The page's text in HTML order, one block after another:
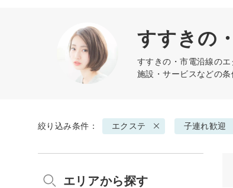
すすきの
すすきの・市電沿線のエ
施設・サービスなどの
絞り込み条件： エクステ 子連れ歓迎
エリアから探す